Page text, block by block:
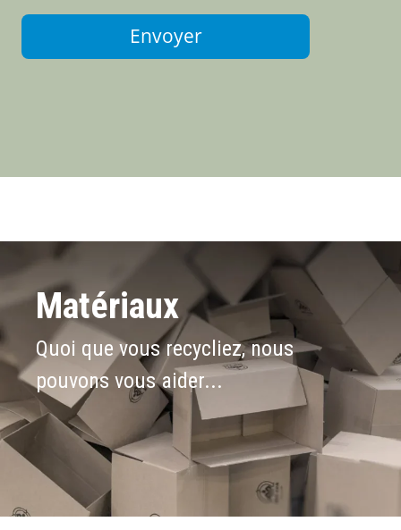
Envoyer
Matériaux
Quoi que vous recycliez, nous
pouvons vous aider...